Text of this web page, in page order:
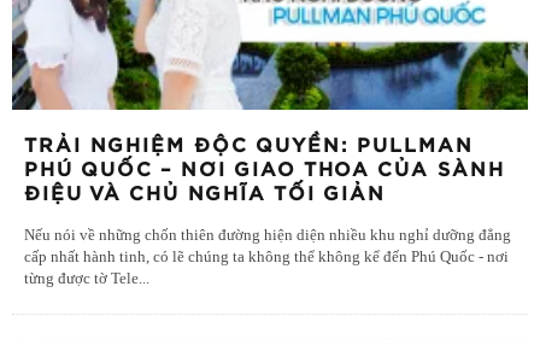
TRẢI NGHIỆM ĐỘC QUYỀN: PULLMAN
PHÚ QUỐC – NƠI GIAO THOA CỦA SÀNH
ĐIỆU VÀ CHỦ NGHĨA TỐI GIẢN
Nếu nói về những chốn thiên đường hiện diện nhiều khu nghỉ dưỡng đẳng
cấp nhất hành tinh, có lẽ chúng ta không thể không kể đến Phú Quốc - nơi
từng được tờ Tele...